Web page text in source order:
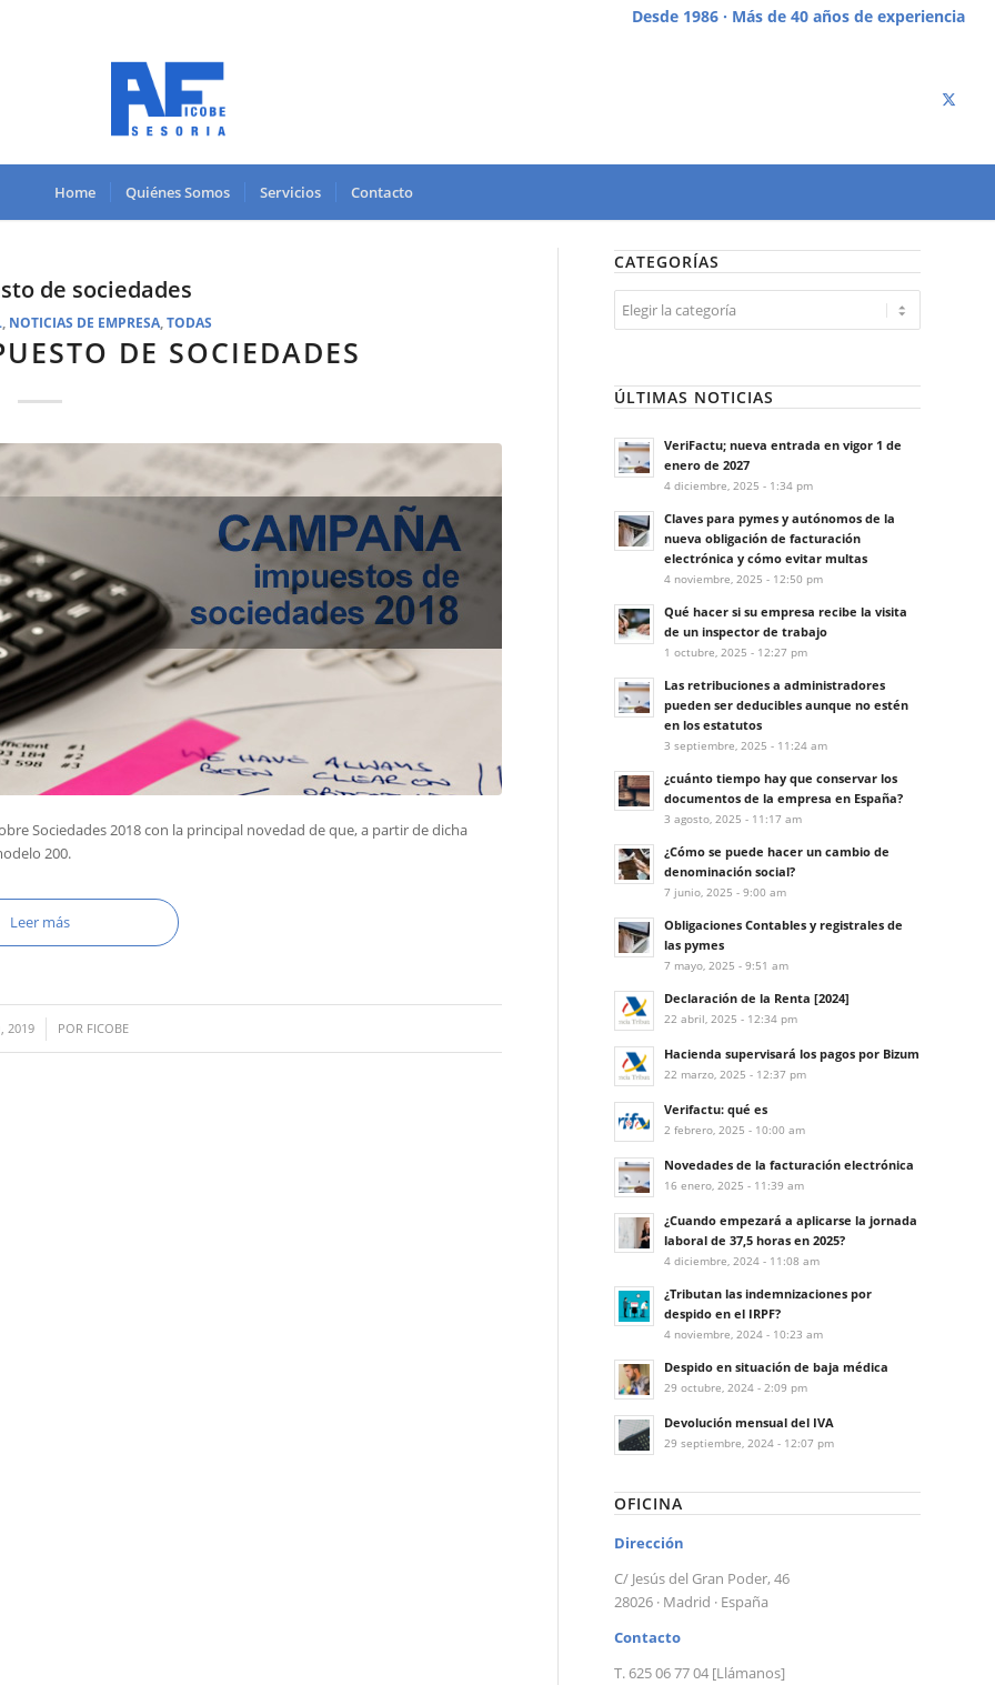
Desde 1986 · Más de 40 años de experiencia
Home Quiénes Somos Servicios Contacto
de sociedades
, NOTICIAS DE EMPRESA, TODAS
DE SOCIEDADES
Sociedades 2018 con la principal novedad de que, a partir de dicha
200.
Leer más
2019 POR FICOBE
CATEGORÍAS
Categorías
ÚLTIMAS NOTICIAS
VeriFactu; nueva entrada en vigor 1 de
enero de 2027
4 diciembre, 2025 - 1:34 pm
Claves para pymes y autónomos de la
nueva obligación de facturación
electrónica y cómo evitar multas
4 noviembre, 2025 - 12:50 pm
Qué hacer si su empresa recibe la visita
de un inspector de trabajo
1 octubre, 2025 - 12:27 pm
Las retribuciones a administradores
pueden ser deducibles aunque no estén
en los estatutos
3 septiembre, 2025 - 11:24 am
¿cuánto tiempo hay que conservar los
documentos de la empresa en España?
3 agosto, 2025 - 11:17 am
¿Cómo se puede hacer un cambio de
denominación social?
7 junio, 2025 - 9:00 am
Obligaciones Contables y registrales de
las pymes
7 mayo, 2025 - 9:51 am
Declaración de la Renta [2024]
22 abril, 2025 - 12:34 pm
Hacienda supervisará los pagos por Bizum
22 marzo, 2025 - 12:37 pm
Verifactu: qué es
2 febrero, 2025 - 10:00 am
Novedades de la facturación electrónica
16 enero, 2025 - 11:39 am
¿Cuando empezará a aplicarse la jornada
laboral de 37,5 horas en 2025?
4 diciembre, 2024 - 11:08 am
¿Tributan las indemnizaciones por
despido en el IRPF?
4 noviembre, 2024 - 10:23 am
Despido en situación de baja médica
29 octubre, 2024 - 2:09 pm
Devolución mensual del IVA
29 septiembre, 2024 - 12:07 pm
OFICINA
Dirección
C/ Jesús del Gran Poder, 46
28026 · Madrid · España
Contacto
T. 625 06 77 04 [Llámanos]